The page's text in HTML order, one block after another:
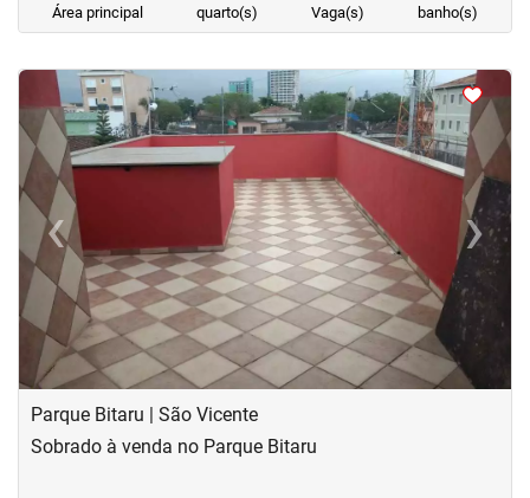
Área principal
quarto(s)
Vaga(s)
banho(s)
< <<
‹Previous ›Next
Parque Bitaru | São Vicente
Sobrado à venda no Parque Bitaru